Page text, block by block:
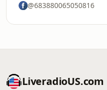
@683880065050816
LiveradioUS.com